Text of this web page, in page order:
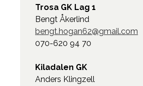
Trosa GK Lag 1
Bengt Åkerlind
bengt.hogan62@gmail.com
070-620 94 70
Kiladalen GK
Anders Klingzell